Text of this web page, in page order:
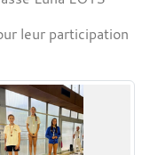
leur participation